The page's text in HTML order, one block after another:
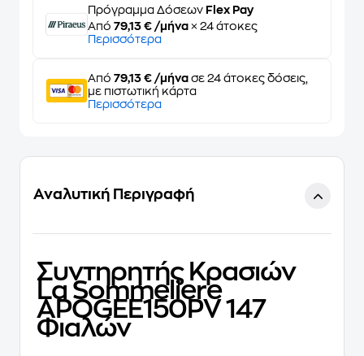
Πρόγραμμα Δόσεων Flex Pay
Από 79,13 € /μήνα × 24 άτοκες
Περισσότερα
Από 79,13 € /μήνα σε 24 άτοκες δόσεις,
με πιστωτική κάρτα
Περισσότερα
Αναλυτική Περιγραφή
Συντηρητής Κρασιών
La Sommeliere
APOGEE150PV 147
Φιαλών